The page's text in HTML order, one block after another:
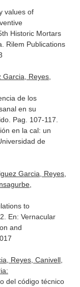
values of
Historic Mortars
Rilem Publications
Reyes,
de los
en su
Pag. 107-117.
en la cal: un
de
Garcia, Reyes,
to
En: Vernacular
and
Reyes, Canivell,
del código técnico